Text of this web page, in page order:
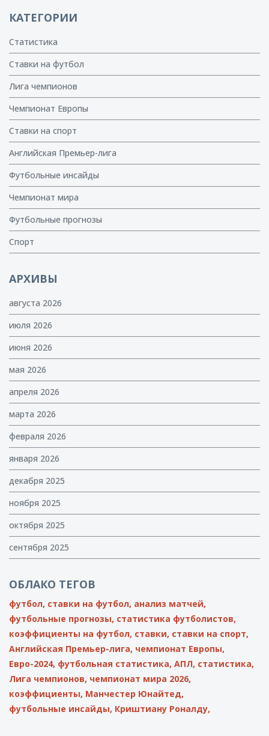
КАТЕГОРИИ
Статистика
Ставки на футбол
Лига чемпионов
Чемпионат Европы
Ставки на спорт
Английская Премьер-лига
Футбольные инсайды
Чемпионат мира
Футбольные прогнозы
Спорт
АРХИВЫ
августа 2026
июля 2026
июня 2026
мая 2026
апреля 2026
марта 2026
февраля 2026
января 2026
декабря 2025
ноября 2025
октября 2025
сентября 2025
ОБЛАКО ТЕГОВ
футбол, ставки на футбол, анализ матчей,
футбольные прогнозы, статистика футболистов,
коэффициенты на футбол, ставки, ставки на спорт,
Английская Премьер-лига, чемпионат Европы,
Евро-2024, футбольная статистика, АПЛ, статистика,
Лига чемпионов, чемпионат мира 2026,
коэффициенты, Манчестер Юнайтед,
футбольные инсайды, Криштиану Роналду,